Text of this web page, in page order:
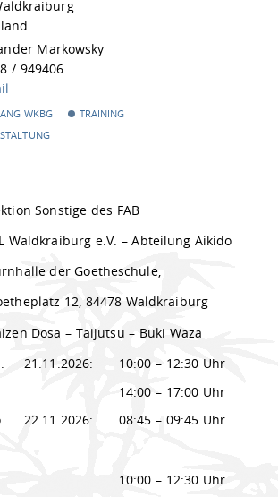
Markowsky
/ 949406
WKBG
TRAINING
Sonstige des FAB
Waldkraiburg e.V. – Abteilung Aikido
der Goetheschule,
12, 84478 Waldkraiburg
Dosa – Taijutsu – Buki Waza
21.11.2026:
10:00 – 12:30 Uhr
14:00 – 17:00 Uhr
22.11.2026: 08:45 – 09:45 Uhr
10:00 – 12:30 Uhr